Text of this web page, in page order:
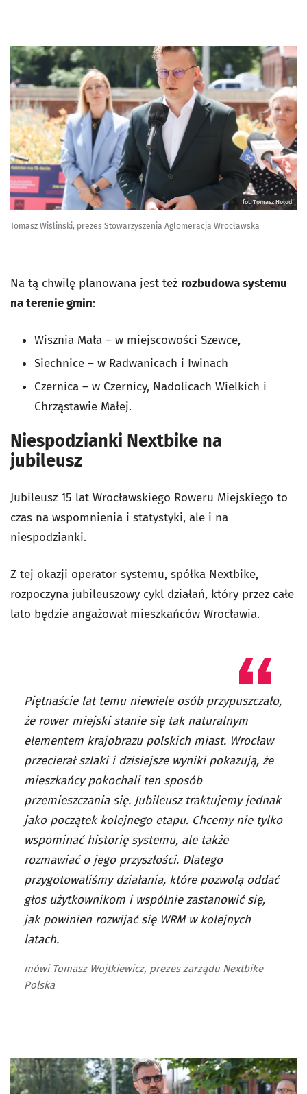
fot. Tomasz Hołod
Tomasz Wiśliński, prezes Stowarzyszenia Aglomeracja Wrocławska
Na tą chwilę planowana jest też rozbudowa systemu
na terenie gmin:
Wisznia Mała – w miejscowości Szewce,
Siechnice – w Radwanicach i Iwinach
Czernica – w Czernicy, Nadolicach Wielkich i
Chrząstawie Małej.
Niespodzianki Nextbike na
jubileusz
Jubileusz 15 lat Wrocławskiego Roweru Miejskiego to
czas na wspomnienia i statystyki, ale i na
niespodzianki.
Z tej okazji operator systemu, spółka Nextbike,
rozpoczyna jubileuszowy cykl działań, który przez całe
lato będzie angażował mieszkańców Wrocławia.
Piętnaście lat temu niewiele osób przypuszczało,
że rower miejski stanie się tak naturalnym
elementem krajobrazu polskich miast. Wrocław
przecierał szlaki i dzisiejsze wyniki pokazują, że
mieszkańcy pokochali ten sposób
przemieszczania się. Jubileusz traktujemy jednak
jako początek kolejnego etapu. Chcemy nie tylko
wspominać historię systemu, ale także
rozmawiać o jego przyszłości. Dlatego
przygotowaliśmy działania, które pozwolą oddać
głos użytkownikom i wspólnie zastanowić się,
jak powinien rozwijać się WRM w kolejnych
latach.
mówi Tomasz Wojtkiewicz, prezes zarządu Nextbike
Polska